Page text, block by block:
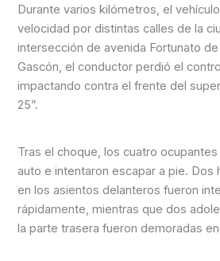
Durante varios kilómetros, el
velocidad por distintas calles de la
intersección de avenida Fortunato de
Gascón, el conductor perdió el
impactando contra el frente del
25”.
Tras el choque, los cuatro
auto e intentaron escapar a pie. Dos
en los asientos delanteros fueron
rápidamente, mientras que dos
la parte trasera fueron demoradas